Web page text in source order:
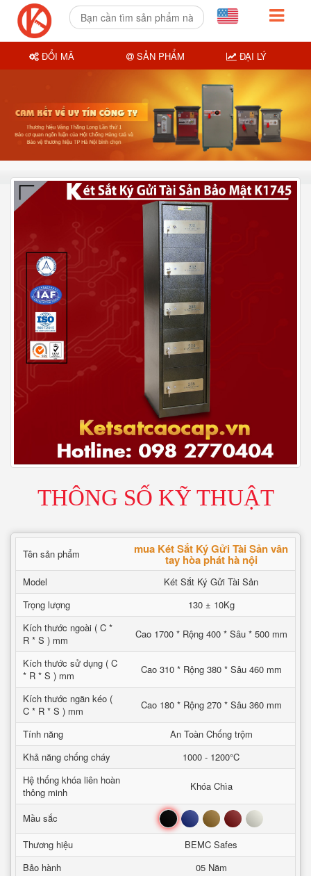
THÔNG SỐ KỸ THUẬT
Tên sản phẩm mua Két Sắt Ký Gửi Tài Sản vân
tay hòa phát hà nội
Model
Két Sắt Ký Gửi Tài Sản
Trọng lượng
130 ± 10Kg
Kích thước ngoài ( C *
R * S ) mm
Cao 1700 * Rộng 400 * Sâu * 500 mm
Kích thước sử dụng ( C
* R * S ) mm
Cao 310 * Rộng 380 * Sâu 460 mm
Kích thước ngăn kéo (
C * R * S ) mm
Cao 180 * Rộng 270 * Sâu 360 mm
Tính năng
An Toàn Chống trộm
Khả năng chống cháy
1000 - 1200°C
Hệ thống khóa liên hoàn
thông minh
Khóa Chìa
Mầu sắc Đen Xanh Nâu Đỏ Trắng
Thương hiệu
BEMC Safes
Bảo hành
05 Năm
ĐỔI MÃ SẢN PHẨM ĐẠI LÝ